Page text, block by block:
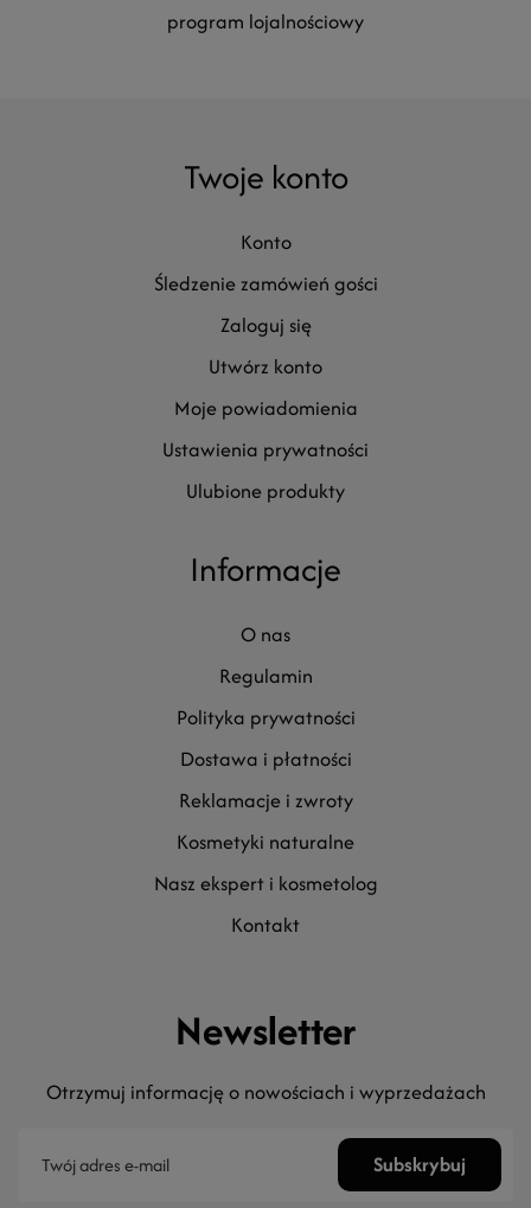
program lojalnościowy
Informacje
o nas
regulamin
polityka prywatności
dostawa i płatności
reklamacje i zwroty
kosmetyki naturalne
nasz ekspert i kosmetolog
kontakt
Newsletter
Otrzymuj informację o nowościach i wyprzedażach
Twoje konto
konto
śledzenie zamówień gości
zaloguj się
utwórz konto
moje powiadomienia
ustawienia prywatności
ulubione produkty